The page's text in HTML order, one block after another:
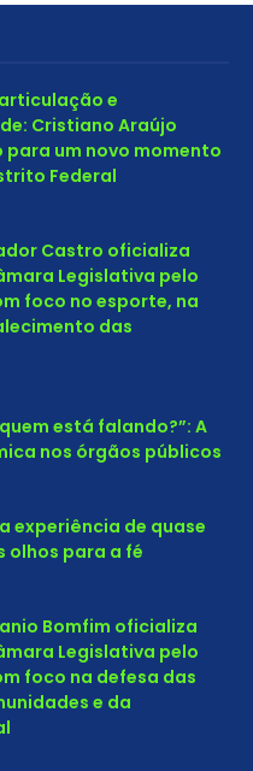
e
Cristiano Araújo
um novo momento
Federal
Castro oficializa
Legislativa pelo
foco no esporte, na
das
está falando?”: A
nos órgãos públicos
experiência de quase
olhos para a fé
Bomfim oficializa
Legislativa pelo
foco na defesa das
e da